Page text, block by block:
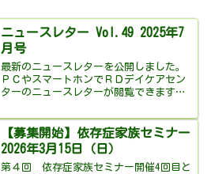
ニュースレター Vol.49 2025年7
月号
最新のニュースレターを公開しました。
ＰＣやスマートホンでＲＤデイケアセン
ターのニュースレターが閲覧できます。
開きます。ニュースレターを電子書籍で
読む本棚も作成しました。過去のニュー
スレターやＲＤデイケアセ...
【募集開始】依存症家族セミナー
2026年3月15日（日）
第４回 依存症家族セミナー開催4回目と